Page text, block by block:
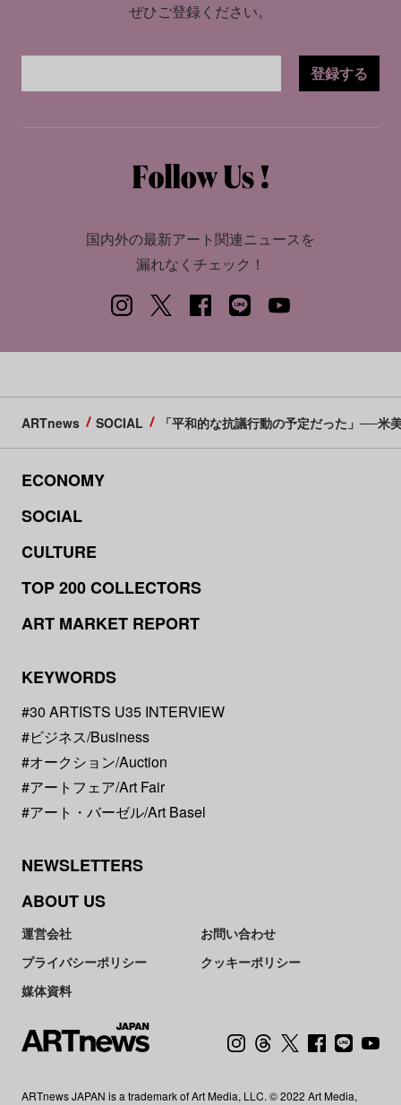
ぜひご登録ください。
登録する
国内外の最新アート関連ニュースを
漏れなくチェック！
ARTnews SOCIAL 「平和的な抗議行動の予定だった」──米
ECONOMY
SOCIAL
CULTURE
TOP 200 COLLECTORS
ART MARKET REPORT
KEYWORDS
#30 ARTISTS U35 INTERVIEW
#ビジネス/Business
#オークション/Auction
#アートフェア/Art Fair
#アート・バーゼル/Art Basel
NEWSLETTERS
ABOUT US
運営会社
お問い合わせ
プライバシーポリシー
クッキーポリシー
媒体資料
ARTnews JAPAN is a trademark of Art Media, LLC. © 2022 Art Media,